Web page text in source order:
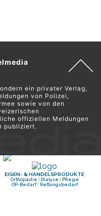
ein privater Verlag,
von Polizei,
sowie von den
offiziellen Meldungen
publiziert.